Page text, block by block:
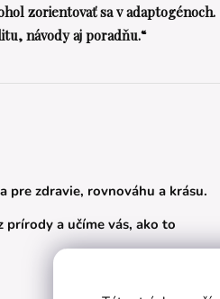
zorientovať sa v adaptogénoch.
návody aj poradňu.“
pre zdravie, rovnováhu a krásu.
prírody a učíme vás, ako to